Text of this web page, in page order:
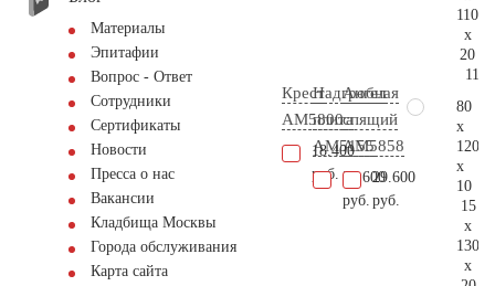
Материалы
Эпитафии
Вопрос - Ответ
Сотрудники
Сертификаты
Новости
Пресса о нас
Вакансии
Кладбища Москвы
Города обслуживания
Карта сайта
Крест
AM5800
18.400
руб.
Надгробная
плита
AM5155
34.600
руб.
Ангел
спящий
AM5858
29.600
руб.
110
x
20
80
x
120
x
10
15
x
130
x